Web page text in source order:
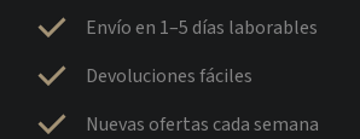
Envío en 1–5 días laborables
Devoluciones fáciles
Nuevas ofertas cada semana